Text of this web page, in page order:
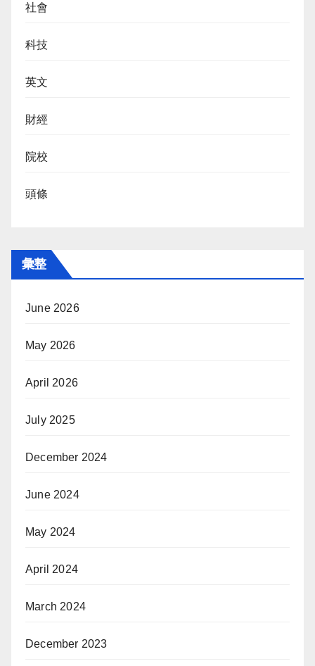
社會
科技
英文
財經
院校
頭條
彙整
June 2026
May 2026
April 2026
July 2025
December 2024
June 2024
May 2024
April 2024
March 2024
December 2023